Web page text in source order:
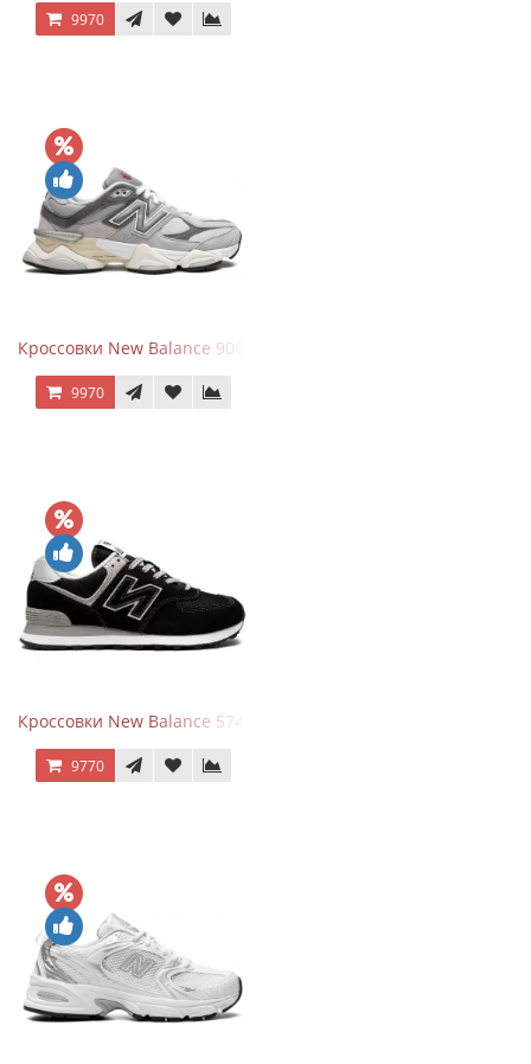
9970
Кроссовки New Balance 9060 Rain Cloud Grey
9970
Кроссовки New Balance 574 Evergreen Black
9770